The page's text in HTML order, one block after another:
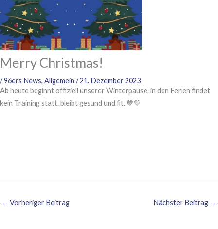
Merry Christmas!
/96ers News, Allgemein /21. Dezember 2023
Ab heute beginnt offiziell unserer Winterpause. in den Ferien findet
kein Training statt. bleibt gesund und fit. 💙💛
← Vorheriger Beitrag Nächster Beitrag →